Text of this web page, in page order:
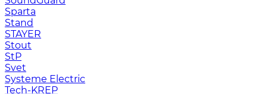
Sparta
Stand
STAYER
Stout
StP
Svet
Systeme Electric
Tech-KREP